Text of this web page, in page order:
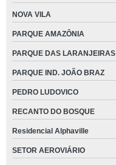
NOVA VILA
PARQUE AMAZÔNIA
PARQUE DAS LARANJEIRAS
PARQUE IND. JOÃO BRAZ
PEDRO LUDOVICO
RECANTO DO BOSQUE
Residencial Alphaville
SETOR AEROVIÁRIO